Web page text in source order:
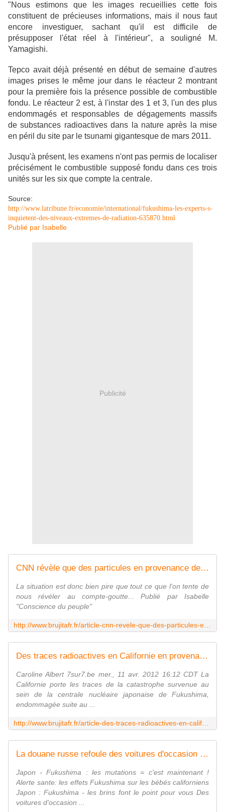
"Nous estimons que les images recueillies cette fois
constituent de précieuses informations, mais il nous faut
encore investiguer, sachant qu'il est difficile de
présupposer l'état réel à l'intérieur", a souligné M.
Yamagishi.
Tepco avait déjà présenté en début de semaine d'autres
images prises le même jour dans le réacteur 2 montrant
pour la première fois la présence possible de combustible
fondu. Le réacteur 2 est, à l'instar des 1 et 3, l'un des plus
endommagés et responsables de dégagements massifs
de substances radioactives dans la nature après la mise
en péril du site par le tsunami gigantesque de mars 2011.
Jusqu'à présent, les examens n'ont pas permis de localiser
précisément le combustible supposé fondu dans ces trois
unités sur les six que compte la centrale.
Source:
http://www.latribune.fr/economie/international/fukushima-les-experts-s-
inquietent-des-niveaux-extremes-de-radiation-635870.html
Publié par Isabelle
Publicité
CNN révèle que des particules en provenance de Fukushima pénètrent dans les poumons et les tissus des américains - MOINS de BIENS PLUS de LIENS
La situation est donc bien pire que tout ce que l'on tente de
nous révéler au compte-goutte... Publié par Isabelle
"Conscience du peuple"
Des traces radioactives en Californie en provenance de Fukushima - MOINS de BIENS PLUS de LIENS
Caroline Albert 7sur7.be mer., 11 avr. 2012 16:12 CDT La
Californie porte les traces de la catastrophe survenue au
sein de la centrale nucléaire japonaise de Fukushima,
endommagée suite au ...
La douane russe refoule des voitures d'occasion japonaises radioactives : 26 fois la norme - MOINS de BIENS PLUS de LIENS
Japon - Fukushima : les mutations = c'est maintenant !
Alerte sante: les effets Fukushima sur les bébés californiens
Japon : Fukushima - les brins font le point pour vous Des
voitures d'occasion ...